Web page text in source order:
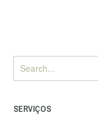
SERVIÇOS